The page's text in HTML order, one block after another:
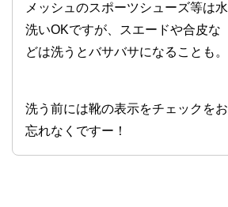
メッシュのスポーツシューズ等は水
洗いOKですが、スエードや合皮な
どは洗うとバサバサになることも。
洗う前には靴の表示をチェックをお
忘れなくですー！